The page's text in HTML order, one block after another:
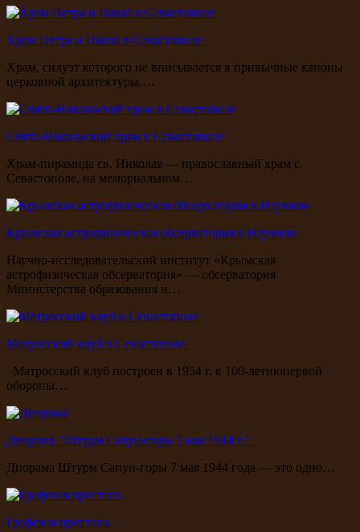
Храм Петра и Павла в Севастополе
Храм, силуэт которого не вписывается в привычные каноны
церковной архитектуры.…
Свято-Никольский храм в Севастополе
Храм-пирамида св. Николая — православный храм с
Севастополе, на мемориальном…
Крымская астрофизическая обсерватория в Научном
Научно-исследовательский институт «Крымская
астрофизическая обсерватория» — обсерватория
Министерства образования и…
Матросский клуб в Севастополе
Матросский клуб построен в 1954 г. к 100-летиюпервой
обороны…
Диорама "Штурм Сапун-горы 7 мая 1944 г."
Диорама Штурм Сапун-горы 7 мая 1944 года — это одно…
Графская пристань